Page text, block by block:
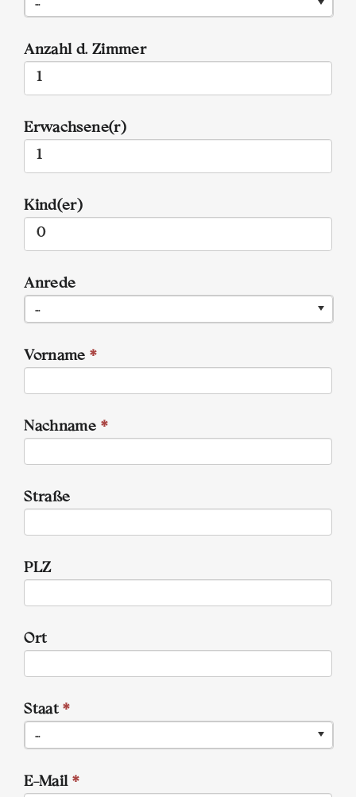
...
Anzahl d. Zimmer
Erwachsene(r)
Kind(er)
Anrede
...
Vorname*
Nachname *
Straße
PLZ
Ort
Staat*
...
E-Mail *